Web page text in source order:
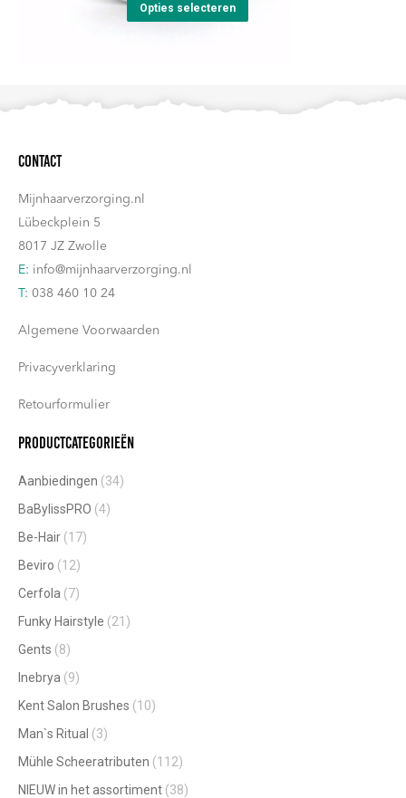
tot
Opties selecteren
variaties.
Contact
Mijnhaarverzorging.nl
Lübeckplein 5
8017 JZ Zwolle
E: info@mijnhaarverzorging.nl
T: 038 460 10 24
Algemene Voorwaarden
Privacyverklaring
Retourformulier
Productcategorieën
Aanbiedingen (34)
BaBylissPRO (4)
Be-Hair (17)
Beviro (12)
Cerfola (7)
Funky Hairstyle (21)
Gents (8)
Inebrya (9)
Kent Salon Brushes (10)
Man`s Ritual (3)
Mühle Scheeratributen (112)
NIEUW in het assortiment (38)